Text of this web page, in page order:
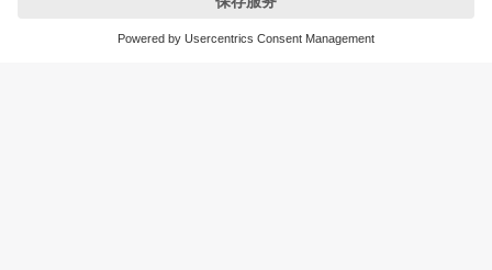
传真: 021 5027 8669